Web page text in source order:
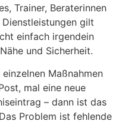
Trainer, Beraterinnen
gilt
einfach irgendein
und Sicherheit.
Maßnahmen
mal eine neue
– dann ist das
Problem ist fehlende